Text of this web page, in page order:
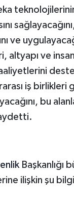
ve
altyapı ve
iş
bu
Başkanlığı
ilişkin şu